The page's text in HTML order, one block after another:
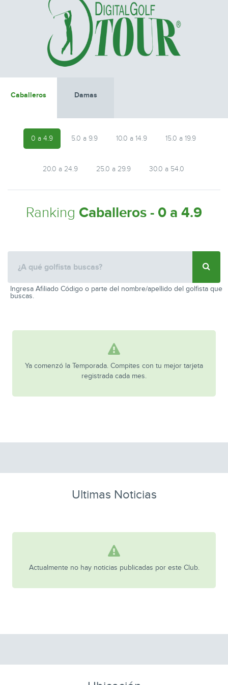
Caballeros Damas
0 a 4.9 5.0 a 9.9 10.0 a 14.9 15.0 a 19.9
20.0 a 24.9 25.0 a 29.9 30.0 a 54.0
Ranking Caballeros - 0 a 4.9
Ingresa Afiliado Código o parte del nombre/apellido del golfista que
buscas.
Ya comenzó la Temporada. Compites con tu mejor tarjeta
registrada cada mes.
Ultimas Noticias
Actualmente no hay noticias publicadas por este Club.